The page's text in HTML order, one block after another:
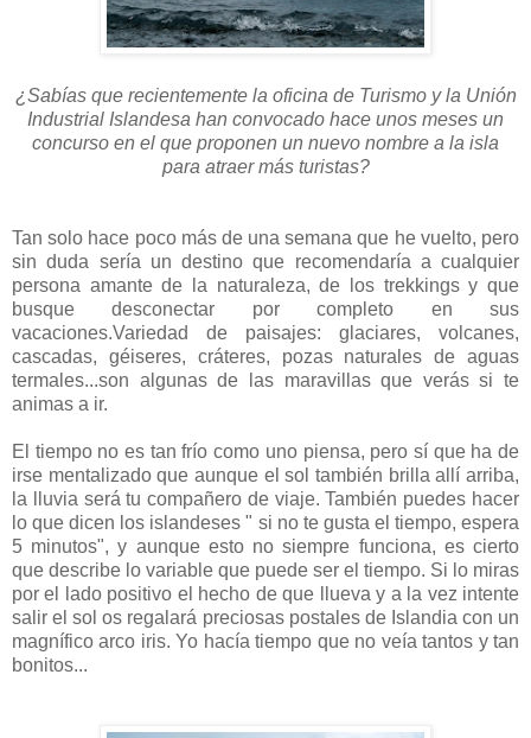
¿Sabías que recientemente la oficina de Turismo y la Unión
Industrial Islandesa han convocado hace unos meses un
concurso en el que proponen un nuevo nombre a la isla
para atraer más turistas?
Tan solo hace poco más de una semana que he vuelto, pero
sin duda sería un destino que recomendaría a cualquier
persona amante de la naturaleza, de los trekkings y que
busque desconectar por completo en sus
vacaciones.Variedad de paisajes: glaciares, volcanes,
cascadas, géiseres, cráteres, pozas naturales de aguas
termales...son algunas de las maravillas que verás si te
animas a ir.
El tiempo no es tan frío como uno piensa, pero sí que ha de
irse mentalizado que aunque el sol también brilla allí arriba,
la lluvia será tu compañero de viaje. También puedes hacer
lo que dicen los islandeses " si no te gusta el tiempo, espera
5 minutos", y aunque esto no siempre funciona, es cierto
que describe lo variable que puede ser el tiempo. Si lo miras
por el lado positivo el hecho de que llueva y a la vez intente
salir el sol os regalará preciosas postales de Islandia con un
magnífico arco iris. Yo hacía tiempo que no veía tantos y tan
bonitos...